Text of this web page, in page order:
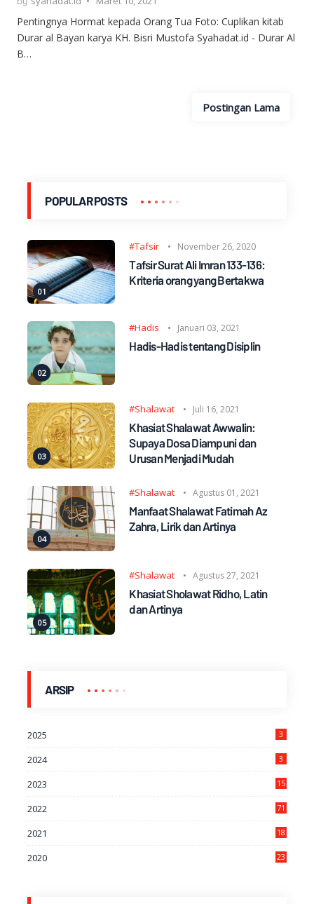
Pentingnya Hormat kepada Orang Tua Foto: Cuplikan kitab
Durar al Bayan karya KH. Bisri Mustofa Syahadat.id - Durar Al
B…
Postingan Lama
POPULAR POSTS
#Tafsir November 26, 2020
Tafsir Surat Ali Imran 133-136:
Kriteria orang yang Bertakwa
#Hadis Januari 03, 2021
Hadis-Hadis tentang Disiplin
#Shalawat Juli 16, 2021
Khasiat Shalawat Awwalin:
Supaya Dosa Diampuni dan
Urusan Menjadi Mudah
#Shalawat Agustus 01, 2021
Manfaat Shalawat Fatimah Az
Zahra, Lirik dan Artinya
#Shalawat Agustus 27, 2021
Khasiat Sholawat Ridho, Latin
dan Artinya
ARSIP
2025 3
2024 3
2023 15
2022 71
2021
18
2020
23